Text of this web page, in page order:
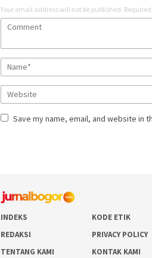
Your email address will not be published.
Save my name, email, and website in
INDEKS KODE ETIK
REDAKSI
PRIVACY POLICY
TENTANG KAMI
KONTAK KAMI